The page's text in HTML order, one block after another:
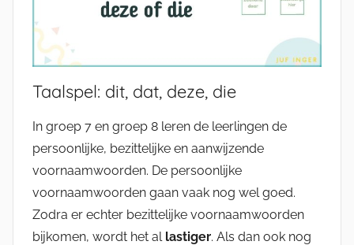
Taalspel: dit, dat, deze, die
In groep 7 en groep 8 leren de leerlingen de
persoonlijke, bezittelijke en aanwijzende
voornaamwoorden. De persoonlijke
voornaamwoorden gaan vaak nog wel goed.
Zodra er echter bezittelijke voornaamwoorden
bijkomen, wordt het al lastiger. Als dan ook nog